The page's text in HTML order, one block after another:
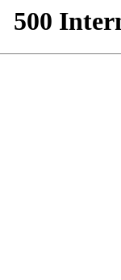
500